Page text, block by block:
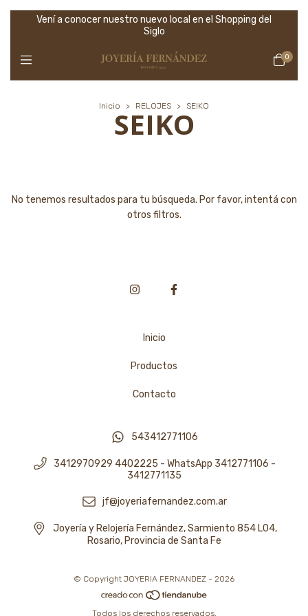
Vení a conocer nuestro nuevo local en el Shopping del
Siglo
0
Inicio > RELOJES > SEIKO
SEIKO
No tenemos resultados para tu búsqueda. Por favor, intentá con
otros filtros.
Inicio
Productos
Contacto
543412771106
3412970929 4402225 - WhatsApp 3412771106 -
3412771135
jf@joyeriafernandez.com.ar
Joyería y Relojería Fernández, Sarmiento 854 L04,
Rosario, Provincia de Santa Fe
© Copyright JOYERIA FERNANDEZ - 2026
Todos los derechos reservados.